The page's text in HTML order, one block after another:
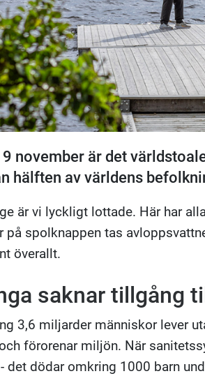
november är det
hälften av världens
är vi lyckligt lottade. Här har
på spolknappen tas
överallt.
saknar tillgång
3,6 miljarder människor lever
förorenar miljön. När
det dödar omkring 1000 barn